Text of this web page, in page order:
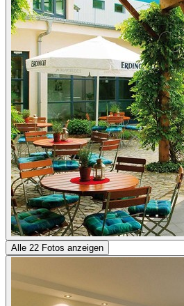
Alle 22 Fotos anzeigen